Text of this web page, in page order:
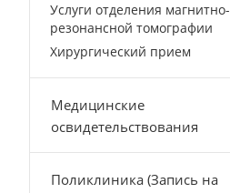
Услуги отделения магнитно-
резонансной томографии
Хирургический прием
Медицинские
освидетельствования
Поликлиника (Запись на